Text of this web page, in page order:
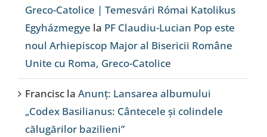
Greco-Catolice | Temesvári Római Katolikus
Egyházmegye la PF Claudiu-Lucian Pop este
noul Arhiepiscop Major al Bisericii Române
Unite cu Roma, Greco-Catolice
Francisc la Anunț: Lansarea albumului
„Codex Basilianus: Cântecele și colindele
călugărilor bazilieni”